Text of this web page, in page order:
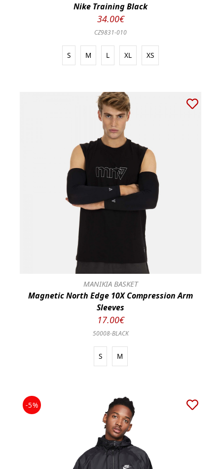
Nike Training Black
34.00€
CZ9831-010
S M L XL XS
ΜΑΝΙΚΙΑ BASKET
Magnetic North Edge 10X Compression Arm
Sleeves
17.00€
50008-BLACK
S M
-5%